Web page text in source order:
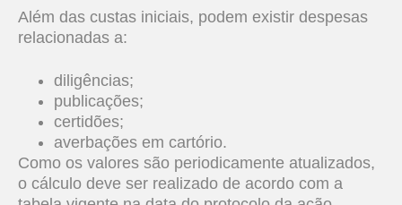
Além das custas iniciais, podem existir despesas
relacionadas a:
diligências;
publicações;
certidões;
averbações em cartório.
Como os valores são periodicamente atualizados,
o cálculo deve ser realizado de acordo com a